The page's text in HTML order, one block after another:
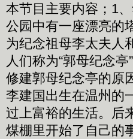
本节目主要内容；1
公园中有一座漂亮的
为纪念祖母李太夫人
人们称为“郭母纪念
修建郭母纪念亭的原
李建国出生在温州的
过上富裕的生活。后
煤棚里开始了自己的